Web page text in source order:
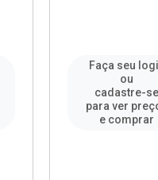
Faça seu
ou
cadastre-se
para ver
e comprar